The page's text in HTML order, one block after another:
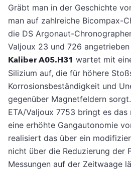
Gräbt man in der Geschichte
man auf zahlreiche Bicompax-
die DS Argonaut-
Valjoux 23 und 726
Kaliber A05.H31 wartet mit
Silizium auf, die für höhere
Korrosionsbeständigkeit und
gegenüber Magnetfeldern
ETA/Valjoux 7753 bringt es das
eine erhöhte Gangautonomie
realisiert das über ein
nicht über die Reduzierung der
Messungen auf der Zeitwaage